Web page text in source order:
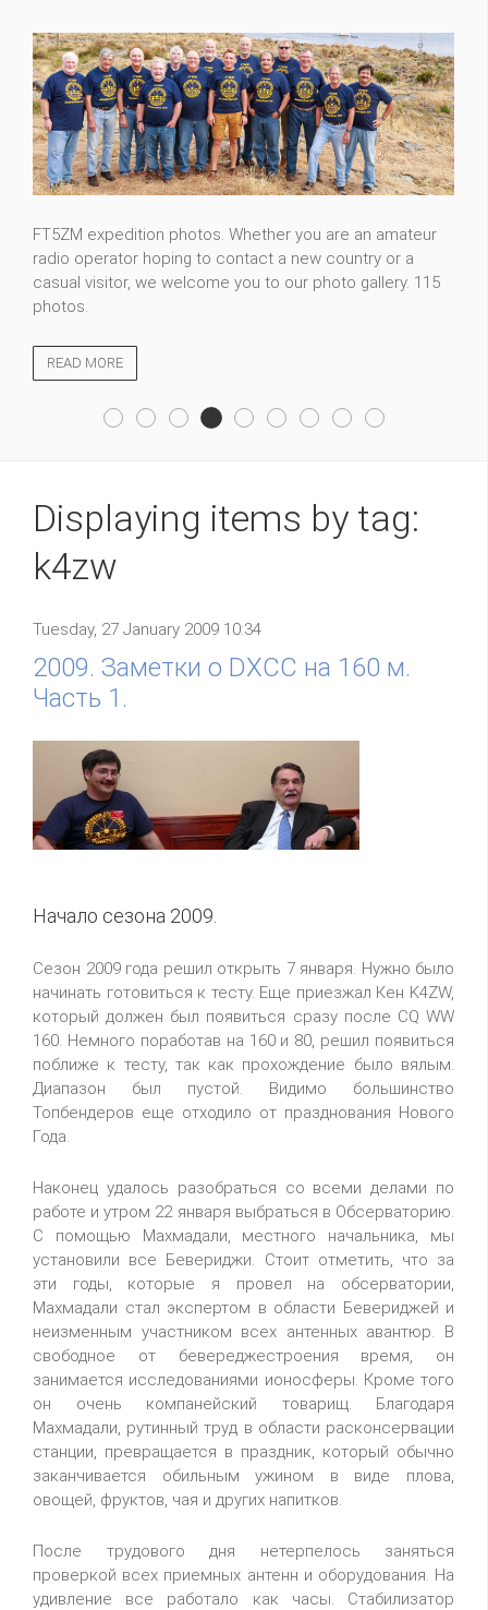
FT5ZM expedition photos. Whether you are an amateur
radio operator hoping to contact a new country or a
casual visitor, we welcome you to our photo gallery. 115
photos.
READ MORE
Displaying items by tag:
k4zw
Tuesday, 27 January 2009 10:34
2009. Заметки о DXCC на 160 м.
Часть 1.
Начало сезона 2009.
Сезон 2009 года решил открыть 7 января. Нужно было
начинать готовиться к тесту. Еще приезжал Кен K4ZW,
который должен был появиться сразу после CQ WW
160. Немного поработав на 160 и 80, решил появиться
поближе к тесту, так как прохождение было вялым.
Диапазон был пустой. Видимо большинство
Топбендеров еще отходило от празднования Нового
Года.
Наконец удалось разобраться со всеми делами по
работе и утром 22 января выбраться в Обсерваторию.
С помощью Махмадали, местного начальника, мы
установили все Бевериджи. Стоит отметить, что за
эти годы, которые я провел на обсерватории,
Махмадали стал экспертом в области Бевериджей и
неизменным участником всех антенных авантюр. В
свободное от бевереджестроения время, он
занимается исследованиями ионосферы. Кроме того
он очень компанейский товарищ. Благодаря
Махмадали, рутинный труд в области расконсервации
станции, превращается в праздник, который обычно
заканчивается обильным ужином в виде плова,
овощей, фруктов, чая и других напитков.
После трудового дня нетерпелось заняться
проверкой всех приемных антенн и оборудования. На
удивление все работало как часы. Стабилизатор